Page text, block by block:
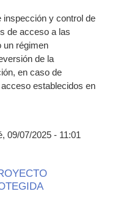
inspección y control de
de acceso a las
un régimen
de la
en caso de
establecidos en
09/07/2025 - 11:01